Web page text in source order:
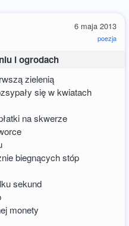
6 maja 2013
poezja
i ogrodach
zielenią
się w kwiatach
na skwerze
biegnących stóp
sekund
monety